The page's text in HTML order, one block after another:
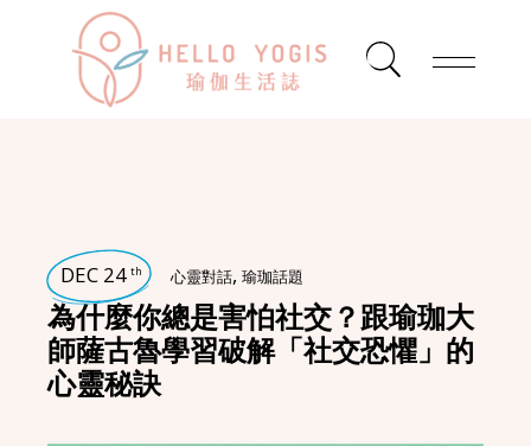
DEC 24 th 心靈對話,瑜珈話題
為什麼你總是害怕社交？跟瑜珈大
師薩古魯學習破解「社交恐懼」的
心靈秘訣